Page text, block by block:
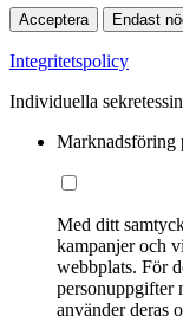
Acceptera Endast
Integritetspolicy
Individuella
Marknadsföring
Med ditt
kampanjer och
webbplats. För
personuppgifter
använder deras